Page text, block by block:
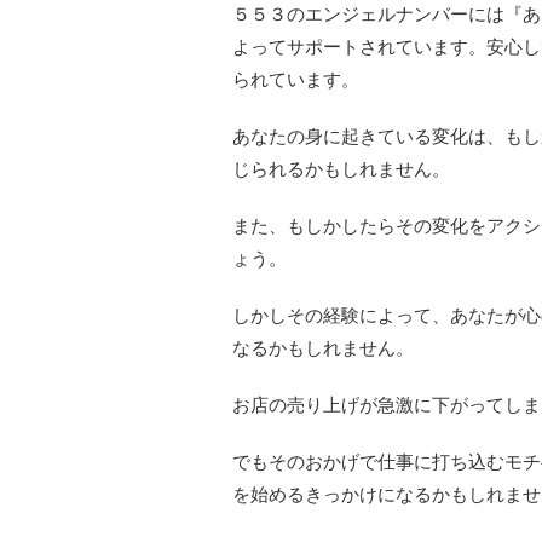
５５３のエンジェルナンバーには『
よってサポートされています。安心
られています。
あなたの身に起きている変化は、も
じられるかもしれません。
また、もしかしたらその変化をアク
ょう。
しかしその経験によって、あなたが
なるかもしれません。
お店の売り上げが急激に下がってし
でもそのおかげで仕事に打ち込むモ
を始めるきっかけになるかもしれま